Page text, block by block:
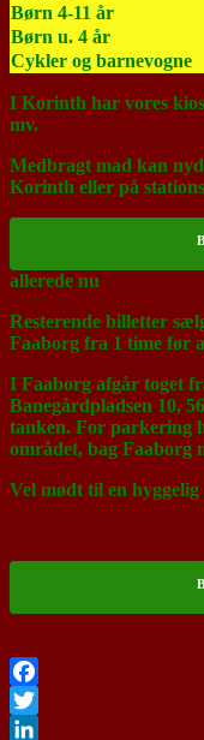
Børn 4-11 år
Børn u. 4 år
Cykler og barnevogne
I Korinth har vores
mv.
Medbragt mad kan
Korinth eller på
allerede nu
Resterende billetter
Faaborg fra 1 time før
I Faaborg afgår toget
Banegårdpladsen 10,
tanken. For parkering
området, bag Faaborg
Vel mødt til en
Facebook
Twitter